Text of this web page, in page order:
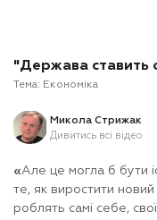
"Держава ставить
Тема: Економіка
Микола Стрижак
Дивитись всі відео
«Але це могла б бути
те, як виростити
роблять самі себе,